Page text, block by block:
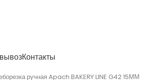
Контакты
ручная Apach BAKERY LINE G42 15ММ